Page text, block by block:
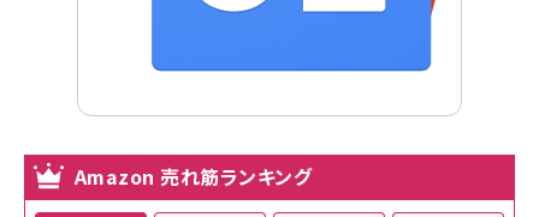
Amazon 売れ筋ランキング